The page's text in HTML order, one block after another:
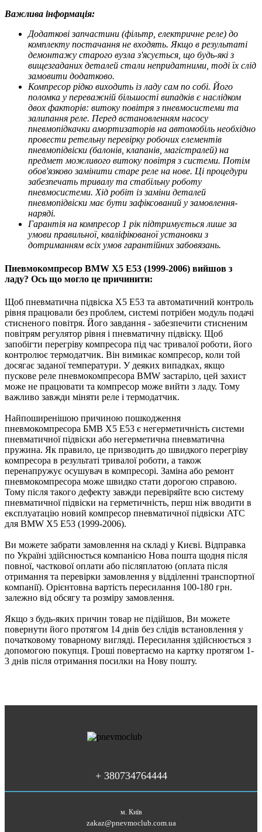
Важлива інформація:
Додаткові запчастини (фільтр, електричне реле) до
комплекту постачання не входять. Якщо в результаті
демонтажу старого вузла з'ясується, що будь-які з
вищезгаданих деталей стали непридатними, тоді їх слід
замовити додатково.
Компресор рідко виходить із ладу сам по собі. Його
поломка у переважній більшості випадків є наслідком
двох факторів: витоку повітря з пневмосистеми та
залипання реле. Перед встановленням насосу
пневмопідкачки амортизаторів на автомобіль необхідно
провести ретельну перевірку робочих елементів
пневмопідвіски (балонів, клапанів, магістралей) на
предмет можливого витоку повітря з системи. Потім
обов'язково замінити старе реле на нове. Ці процедури
забезпечать тривалу та стабільну роботу
пневмосистеми. Хід робіт із заміни деталей
пневмопідвіски має бути зафіксований у замовлення-
наряді.
Гарантія на компресор 1 рік підтримується лише за
умови правильної, кваліфікованої установки з
дотриманням всіх умов гарантійних забовязань.
Пневмокомпресор BMW X5 E53 (1999-2006) вийшов з
ладу? Ось що могло це причинити:
Щоб пневматична підвіска X5 E53 та автоматичний контроль
рівня працювали без проблем, системі потрібен модуль подачі
стисненого повітря. Його завдання - забезпечити стисненим
повітрям регулятор рівня і пневматичну підвіску. Щоб
запобігти перегріву компресора під час тривалої роботи, його
контролює термодатчик. Він вимикає компресор, коли той
досягає заданої температури. У деяких випадках, якщо
пускове реле пневмокомпресора BMW застаріло, цей захист
може не працювати та компресор може вийти з ладу. Тому
важливо завжди міняти реле і термодатчик.
Найпоширенішою причиною пошкодження
пневмокомпресора БМВ X5 E53 є негерметичність системи
пневматичної підвіски або негерметична пневматична
пружина. Як правило, це призводить до швидкого перегріву
компресора в результаті тривалої роботи, а також
перенапружує осушувач в компресорі. Заміна або ремонт
пневмокомпресора може швидко стати дорогою справою.
Тому після такого дефекту завжди перевіряйте всю систему
пневматичної підвіски на герметичність, перш ніж вводити в
експлуатацію новий компресор пневматичної підвіски ATC
для BMW X5 E53 (1999-2006).
Ви можете забрати замовлення на складі у Києві. Відправка
по Україні здійснюється компанією Нова пошта щодня після
повної, часткової оплати або післяплатою (оплата після
отримання та перевірки замовлення у відділенні транспортної
компанії). Орієнтовна вартість пересилання 100-180 грн.
залежно від обсягу та розміру замовлення.
Якщо з будь-яких причин товар не підійшов, Ви можете
повернути його протягом 14 днів без слідів встановлення у
початковому товарному вигляді. Пересилання здійснюється з
допомогою покупця. Гроші повертаємо на картку протягом 1-
3 днів після отримання посилки на Нову пошту.
+ 380734764444
м. Київ
zakaz@pnevmoclub.com.ua